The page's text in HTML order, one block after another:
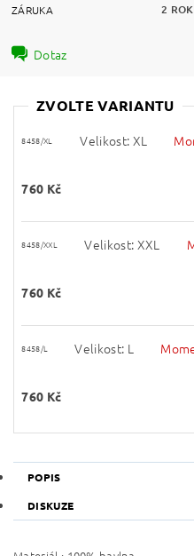
ZÁRUKA 2
Dotaz
ZVOLTE VARIANTU
8458/XL Velikost: XL
760 Kč
8458/XXL Velikost: XXL
760 Kč
8458/L Velikost: L
760 Kč
POPIS
DISKUZE